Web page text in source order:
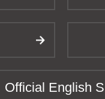
Official English